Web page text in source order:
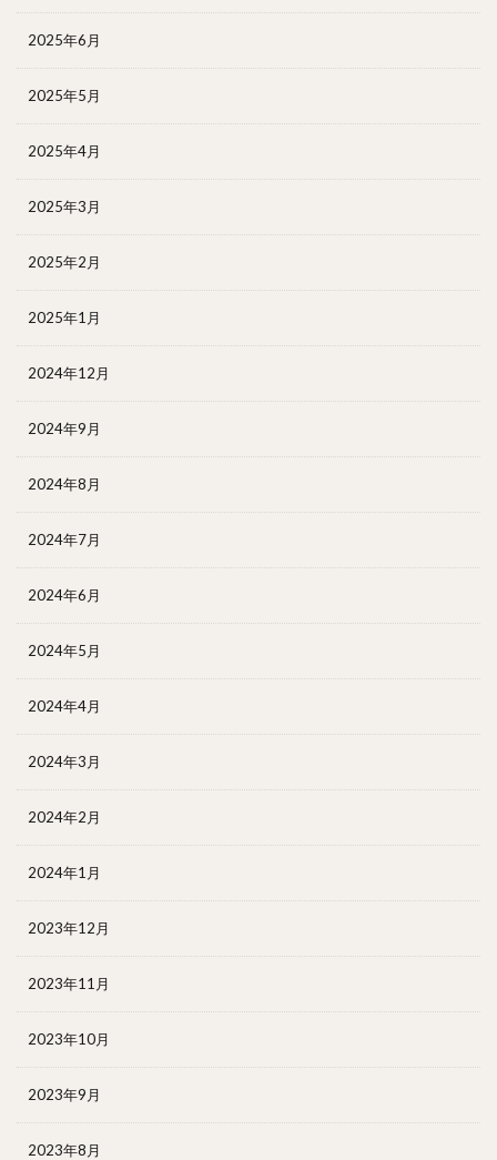
2025年6月
2025年5月
2025年4月
2025年3月
2025年2月
2025年1月
2024年12月
2024年9月
2024年8月
2024年7月
2024年6月
2024年5月
2024年4月
2024年3月
2024年2月
2024年1月
2023年12月
2023年11月
2023年10月
2023年9月
2023年8月